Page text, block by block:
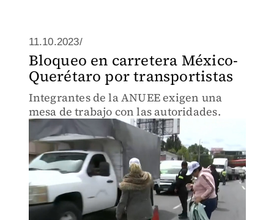
11.10.2023/
Bloqueo en carretera México-
Querétaro por transportistas
Integrantes de la ANUEE exigen una
mesa de trabajo con las autoridades.